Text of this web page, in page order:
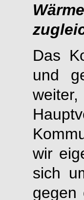
Das
und
wir
sich
gegen